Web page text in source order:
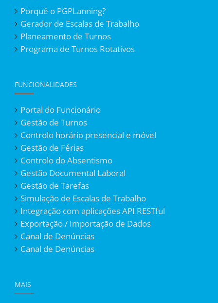
Porquê o PGPLanning?
Gerador de Escalas de Trabalho
Planeamento de Turnos
Programa de Turnos Rotativos
FUNCIONALIDADES
Portal do Funcionário
Gestão de Turnos
Controlo horário presencial e móvel
Gestão de Férias
Controlo do Absentismo
Gestão Documental Laboral
Gestão de Tarefas
Simulação de Escalas de Trabalho
Integração com aplicações API RESTful
Exportação / Importação de Dados
Canal de Denúncias
Canal de Denúncias
MAIS